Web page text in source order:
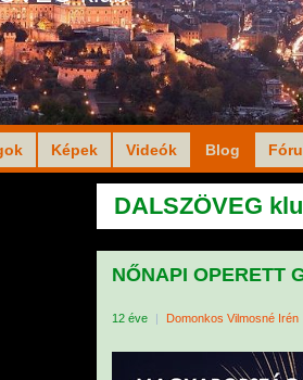
Képek Videók Blog
DALSZÖVEG
NŐNAPI OPERETT
12 éve | Domonkos Vilmosné Irén